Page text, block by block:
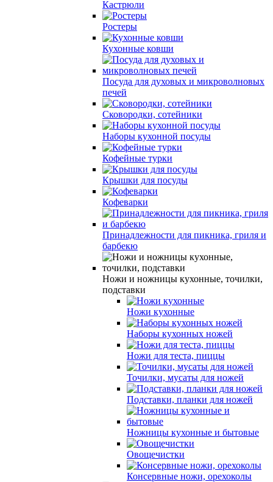
Кастрюли
Ростеры
Кухонные ковши
Посуда для духовых и микроволновых
печей
Сковородки, сотейники
Наборы кухонной посуды
Кофейные турки
Крышки для посуды
Кофеварки
Принадлежности для пикника, гриля и
барбекю
Ножи и ножницы кухонные, точилки,
подставки
Ножи кухонные
Наборы кухонных ножей
Ножи для теста, пиццы
Точилки, мусаты для ножей
Подставки, планки для ножей
Ножницы кухонные и бытовые
Овощечистки
Консервные ножи, орехоколы